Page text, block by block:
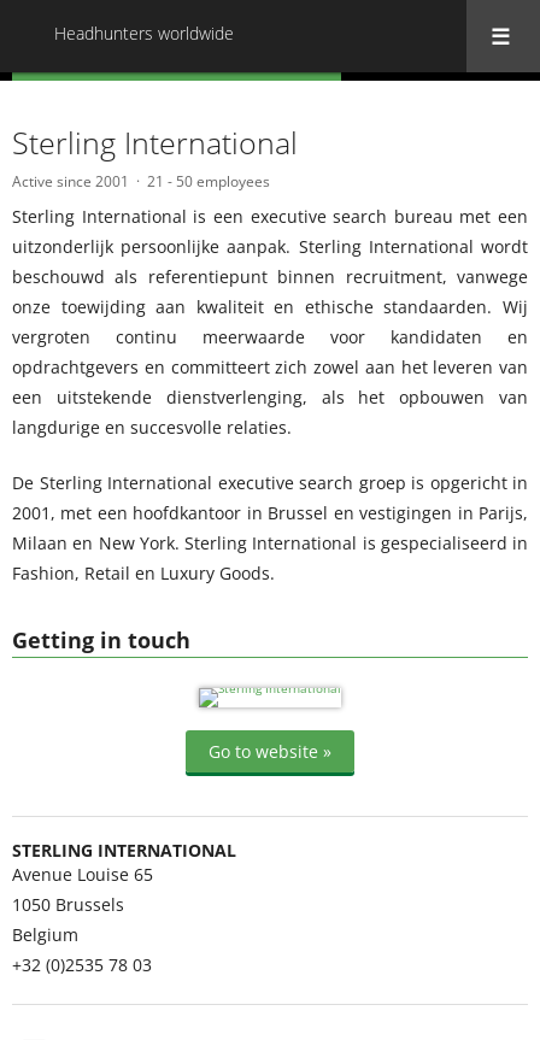
Headhunters worldwide
Getting in touch
Go to website »
STERLING INTERNATIONAL
Avenue Louise 65
1050 Brussels
Belgium
+32 (0)2535 78 03
Sterling International
Active since 2001 21 - 50 employees
Sterling International is een executive search bureau met een
uitzonderlijk persoonlijke aanpak. Sterling International wordt
beschouwd als referentiepunt binnen recruitment, vanwege
onze toewijding aan kwaliteit en ethische standaarden. Wij
vergroten continu meerwaarde voor kandidaten en
opdrachtgevers en committeert zich zowel aan het leveren van
een uitstekende dienstverlenging, als het opbouwen van
langdurige en succesvolle relaties.
De Sterling International executive search groep is opgericht in
2001, met een hoofdkantoor in Brussel en vestigingen in Parijs,
Milaan en New York. Sterling International is gespecialiseerd in
Fashion, Retail en Luxury Goods.